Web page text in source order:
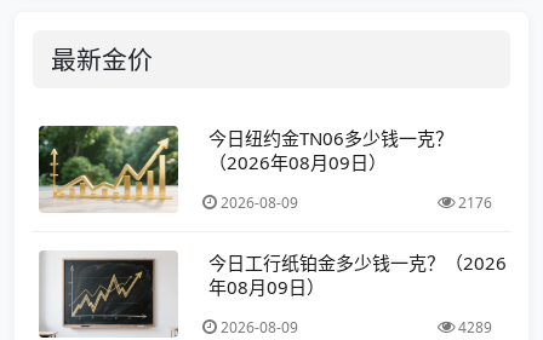
最新金价
今日纽约金TN06多少钱一克？
（2026年08月09日）
2026-08-09 2176
今日工行纸铂金多少钱一克？（2026
年08月09日）
2026-08-09 4289